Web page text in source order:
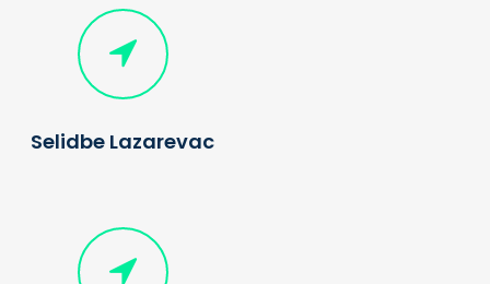
Selidbe Lazarevac